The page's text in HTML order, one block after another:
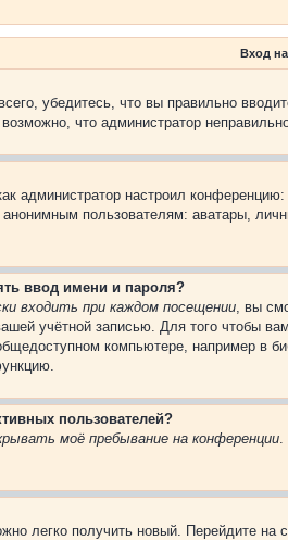
Вход
убедитесь, что вы правильно
что администратор
администратор настроил
пользователям: аватары,
ввод имени и пароля?
входить при каждом посещении, вы
учётной записью. Для того чтобы
компьютере, например в
пользователей?
моё пребывание на конференции.
легко получить новый. Перейдите